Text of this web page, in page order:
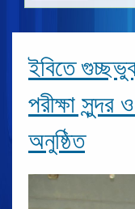
ইবিতে
পরীক্ষা সুন্দর
অনুষ্ঠিত